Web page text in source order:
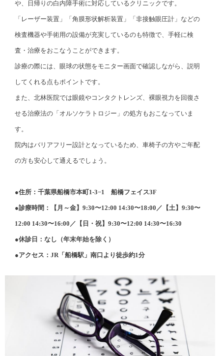
や、日帰りの白内障手術に対応しているクリニックです。
「レーザー装置」「角膜形状解析装置」「非接触眼圧計」などの
検査機器や手術用の設備が充実しているのも特徴で、手軽に検
査・治療をおこなうことができます。
診療の際には、眼球の状態をモニター画面で確認しながら、説明
してくれる点もポイントです。
また、北林医院では眼鏡やコンタクトレンズ、裸眼視力を回復さ
せる治療法の「オルソケラトロジー」の処方もおこなっていま
す。
院内はバリアフリー設計となっているため、車椅子の方やご年配
の方も安心して通えるでしょう。
●住所：千葉県船橋市本町1-3−1 船橋フェイス3F
●診療時間：【月～金】9:30〜12:00 14:30〜18:00／【土】9:30〜
12:00 14:30〜16:00／【日・祝】9:30〜12:00 14:30〜16:30
●休診日：なし（年末年始を除く）
●アクセス：JR「船橋駅」南口より徒歩約1分